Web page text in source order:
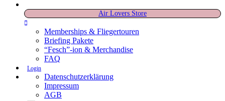
Air Lovers Store
Memberships & Fliegertouren
Briefing Pakete
“Fesch”-ion & Merchandise
FAQ
Login
Datenschutzerklärung
Impressum
AGB